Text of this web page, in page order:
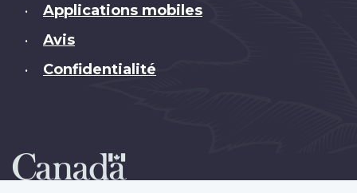
• Applications mobiles
• Avis
• Confidentialité